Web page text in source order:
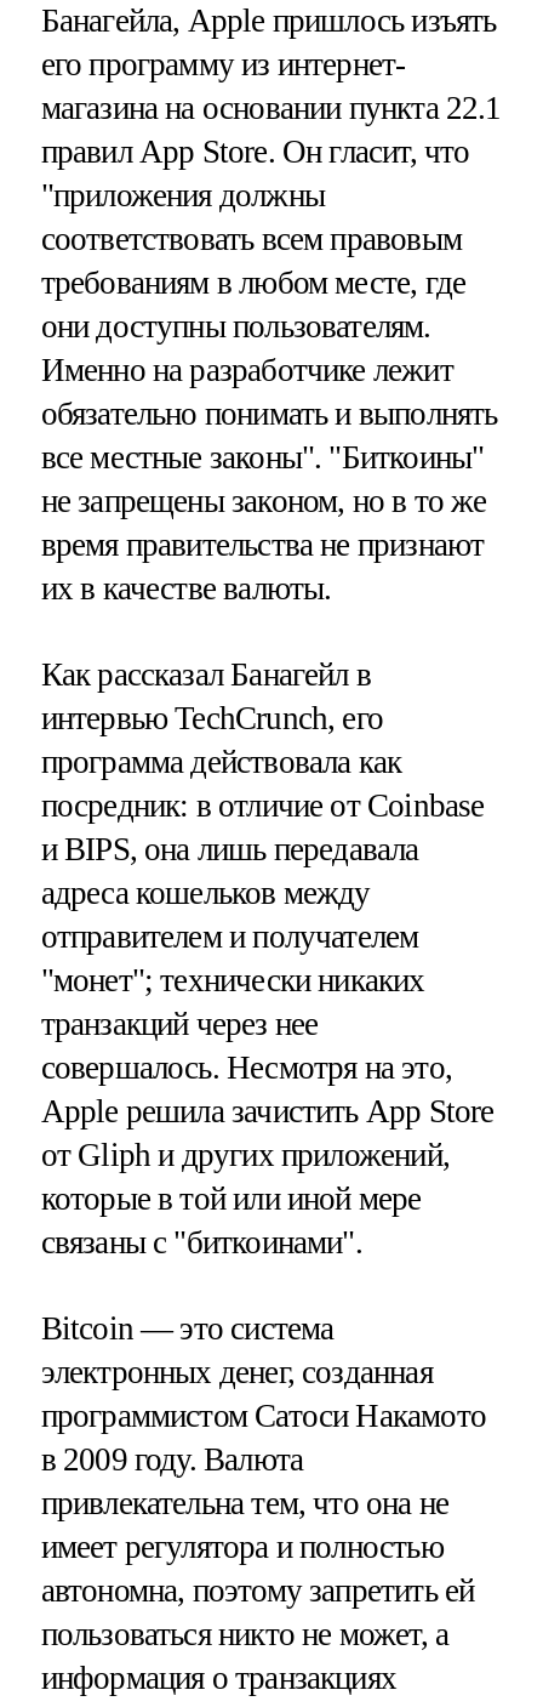
Банагейла, Apple пришлось изъять
его программу из интернет-
магазина на основании пункта 22.1
правил App Store. Он гласит, что
"приложения должны
соответствовать всем правовым
требованиям в любом месте, где
они доступны пользователям.
Именно на разработчике лежит
обязательно понимать и выполнять
все местные законы". "Биткоины"
не запрещены законом, но в то же
время правительства не признают
их в качестве валюты.
Как рассказал Банагейл в
интервью TechCrunch, его
программа действовала как
посредник: в отличие от Coinbase
и BIPS, она лишь передавала
адреса кошельков между
отправителем и получателем
"монет"; технически никаких
транзакций через нее
совершалось. Несмотря на это,
Apple решила зачистить App Store
от Gliph и других приложений,
которые в той или иной мере
связаны с "биткоинами".
Bitcoin — это система
электронных денег, созданная
программистом Сатоси Накамото
в 2009 году. Валюта
привлекательна тем, что она не
имеет регулятора и полностью
автономна, поэтому запретить ей
пользоваться никто не может, а
информация о транзакциях